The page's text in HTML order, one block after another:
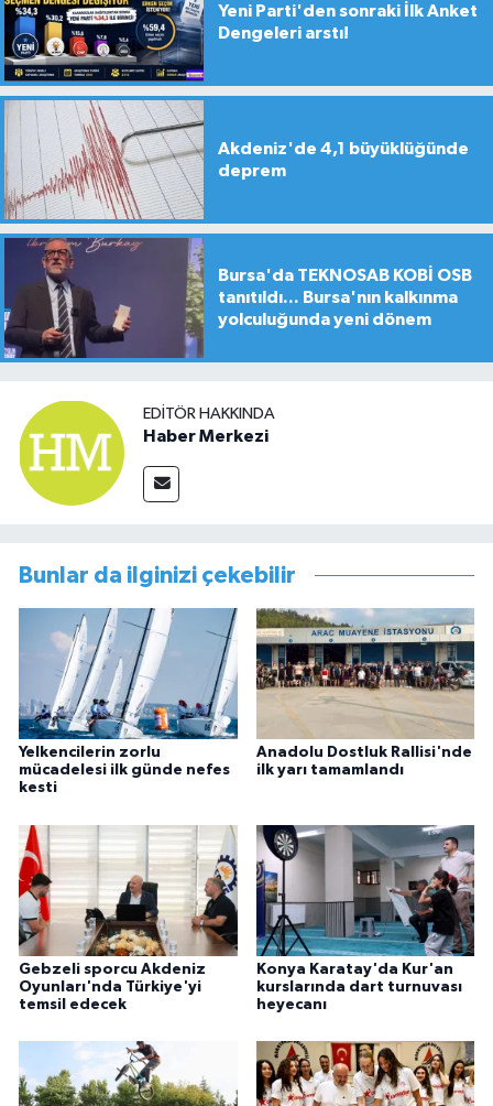
Yeni Parti'den sonraki İlk Anket
Dengeleri arstı!
Akdeniz'de 4,1 büyüklüğünde
deprem
Bursa'da TEKNOSAB KOBİ OSB
tanıtıldı... Bursa'nın kalkınma
yolculuğunda yeni dönem
EDITÖR HAKKINDA
Haber Merkezi
Bunlar da ilginizi çekebilir
Yelkencilerin zorlu
mücadelesi ilk günde nefes
kesti
Anadolu Dostluk Rallisi'nde
ilk yarı tamamlandı
Gebzeli sporcu Akdeniz
Oyunları'nda Türkiye'yi
temsil edecek
Konya Karatay'da Kur'an
kurslarında dart turnuvası
heyecanı